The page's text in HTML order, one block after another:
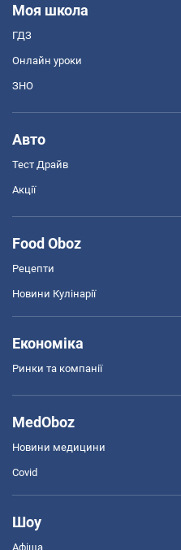
Моя школа
ГДЗ
Онлайн уроки
ЗНО
Авто
Тест Драйв
Акції
Food Oboz
Рецепти
Новини Кулінарії
Економіка
Ринки та компанії
MedOboz
Новини медицини
Covid
Шоу
Афіша